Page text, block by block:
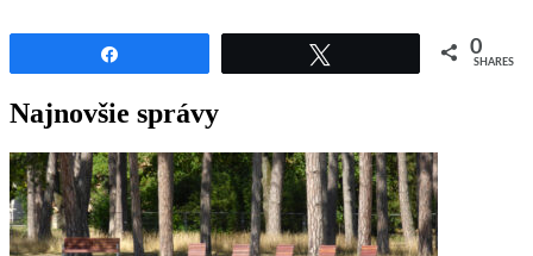
0
SHARES
Najnovšie správy